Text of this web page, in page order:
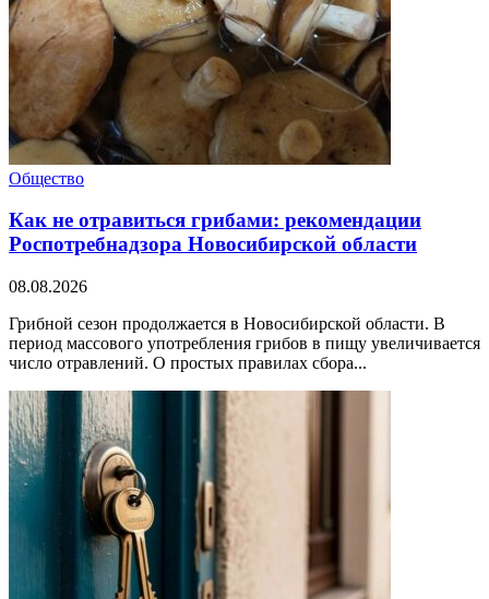
Общество
Как не отравиться грибами: рекомендации
Роспотребнадзора Новосибирской области
08.08.2026
Грибной сезон продолжается в Новосибирской области. В
период массового употребления грибов в пищу увеличивается
число отравлений. О простых правилах сбора...